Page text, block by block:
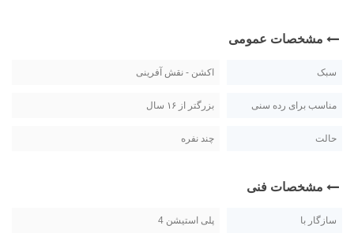
مشخصات عمومی
سبک اکشن - نقش آفرینی
مناسب برای رده سنی بزرگتر از ۱۶ سال
حالت چند نفره
مشخصات فنی
سازگار با پلی استیشن 4